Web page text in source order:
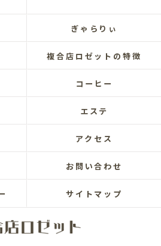
ぎゃらりぃ
複合店ロゼットの特徴
コーヒー
エステ
アクセス
お問い合わせ
サイトマップ